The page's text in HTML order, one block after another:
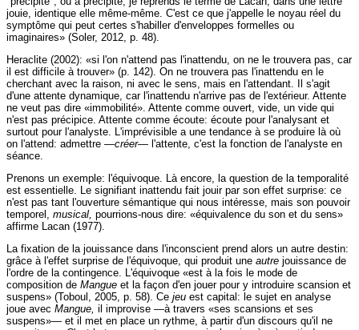
jouie, identique elle même-même. C'est ce que j'appelle le noyau réel du
symptôme qui peut certes s'habiller d'enveloppes formelles ou
imaginaires» (Soler, 2012, p. 48).
Heraclite (2002): «si l'on n'attend pas l'inattendu, on ne le trouvera pas, car
il est difficile à trouver» (p. 142). On ne trouvera pas l'inattendu en le
cherchant avec la raison, ni avec le sens, mais en l'attendant. Il s'agit
d'une attente dynamique, car l'inattendu n'arrive pas de l'extérieur. Attente
ne veut pas dire «immobilité». Attente comme ouvert, vide, un vide qui
n'est pas précipice. Attente comme écoute: écoute pour l'analysant et
surtout pour l'analyste. L'imprévisible a une tendance à se produire là où
on l'attend: admettre —créer— l'attente, c'est la fonction de l'analyste en
séance.
Prenons un exemple: l'équivoque. Là encore, la question de la temporalité
est essentielle. Le signifiant inattendu fait jouir par son effet surprise: ce
n'est pas tant l'ouverture sémantique qui nous intéresse, mais son pouvoir
temporel, musical, pourrions-nous dire: «équivalence du son et du sens»
affirme Lacan (1977).
La fixation de la jouissance dans l'inconscient prend alors un autre destin:
grâce à l'effet surprise de l'équivoque, qui produit une autre jouissance de
l'ordre de la contingence. L'équivoque «est à la fois le mode de
composition de Mangue et la façon d'en jouer pour y introduire scansion et
suspens» (Toboul, 2005, p. 58). Ce jeu est capital: le sujet en analyse
joue avec Mangue, il improvise —à travers «ses scansions et ses
suspens»— et il met en place un rythme, à partir d'un discours qu'il ne